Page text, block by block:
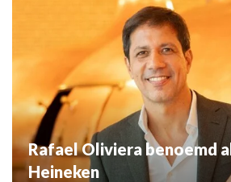
Rafael Oliviera benoemd
Heineken